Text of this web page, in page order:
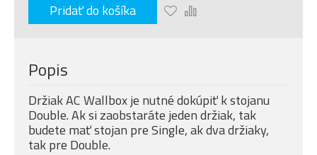
Pridať do košíka
Popis
Držiak AC Wallbox je nutné dokúpiť k stojanu
Double. Ak si zaobstaráte jeden držiak, tak
budete mať stojan pre Single, ak dva držiaky,
tak pre Double.